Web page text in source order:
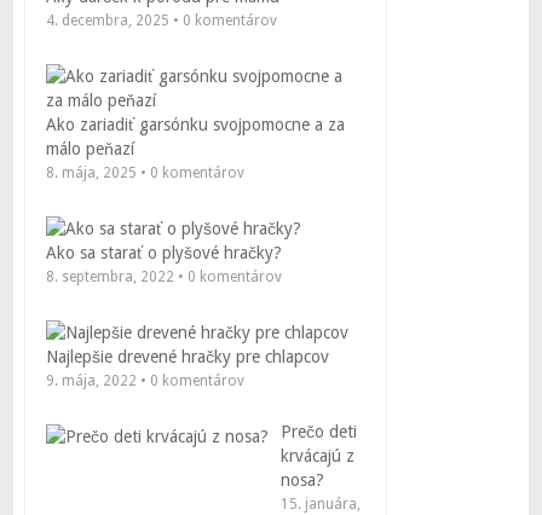
4. decembra, 2025 • 0 komentárov
Ako zariadiť garsónku svojpomocne a za
málo peňazí
8. mája, 2025 • 0 komentárov
Ako sa starať o plyšové hračky?
8. septembra, 2022 • 0 komentárov
Najlepšie drevené hračky pre chlapcov
9. mája, 2022 • 0 komentárov
Prečo deti
krvácajú z
nosa?
15. januára,